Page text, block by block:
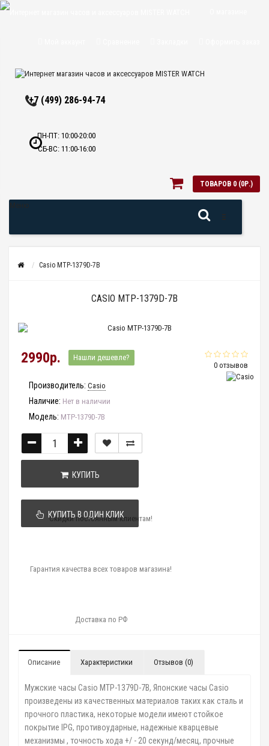
+7 (499) 286-94-74
ПН-ПТ: 10:00-20:00
СБ-ВС: 11:00-16:00
ТОВАРОВ 0 (0Р.)
Casio MTP-1379D-7B
CASIO MTP-1379D-7B
0 отзывов
2990р. Нашли дешевле?
Производитель: Casio
Наличие: Нет в наличии
Модель: MTP-1379D-7B
КУПИТЬ
КУПИТЬ В ОДИН КЛИК
Скидки постоянным клиентам!
Гарантия качества всех товаров магазина!
Доставка по РФ
Описание Характеристики Отзывов (0)
Мужские часы Casio MTP-1379D-7B, Японские часы Casio
произведены из качественных материалов таких как сталь и
прочного пластика, некоторые модели имеют стойкое
покрытие IPG, противоударные, надежные кварцевые
механизмы , точность хода +/ - 20 секунд/месяц, прочные